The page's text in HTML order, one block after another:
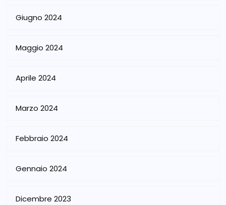
Giugno 2024
Maggio 2024
Aprile 2024
Marzo 2024
Febbraio 2024
Gennaio 2024
Dicembre 2023